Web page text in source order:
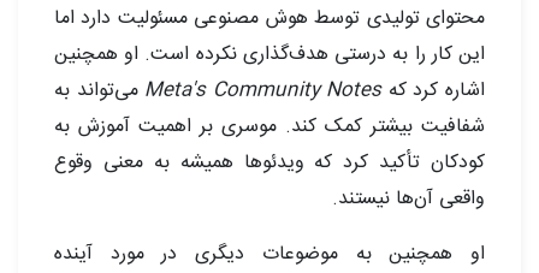
محتوای تولیدی توسط هوش مصنوعی مسئولیت دارد اما
این کار را به درستی هدف‌گذاری نکرده است. او همچنین
اشاره کرد کهMeta's Community Notes می‌تواند به
شفافیت بیشتر کمک کند. موسری بر اهمیت آموزش به
کودکان تأکید کرد که ویدئوها همیشه به معنی وقوع
واقعی آن‌ها نیستند.
او همچنین به موضوعات دیگری در مورد آینده